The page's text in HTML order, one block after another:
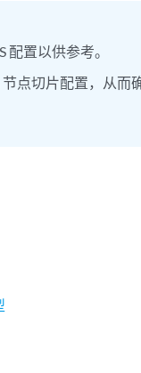
配置以供参考。
点切片配置，从而